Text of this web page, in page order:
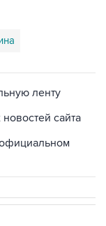
ленту
сайта